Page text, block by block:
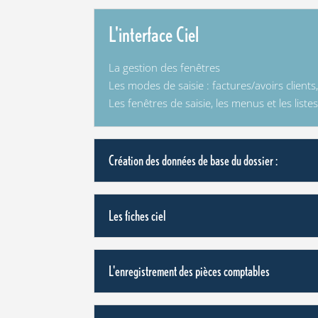
L'interface Ciel
La gestion des fenêtres
Les modes de saisie : factures/avoirs
Les fenêtres de saisie, les menus et les listes
Création des données de base du dossier :
Les fiches ciel
L'enregistrement des pièces comptables